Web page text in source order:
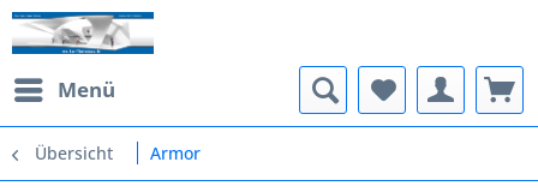
Menü
Übersicht Armor